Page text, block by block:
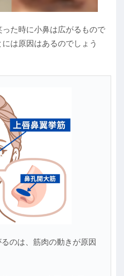
た時に小鼻は広がるもので
は原因はあるのでしょう
のは、筋肉の動きが原因